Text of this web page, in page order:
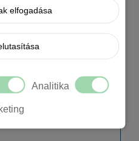
elfogadása
Analitika